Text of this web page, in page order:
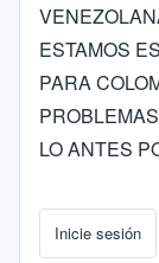
ESTAMOS
PARA
LO ANTES
Inicie sesión